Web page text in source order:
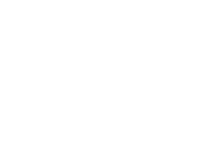
「水頭症」の概要を知っていただくことができます。